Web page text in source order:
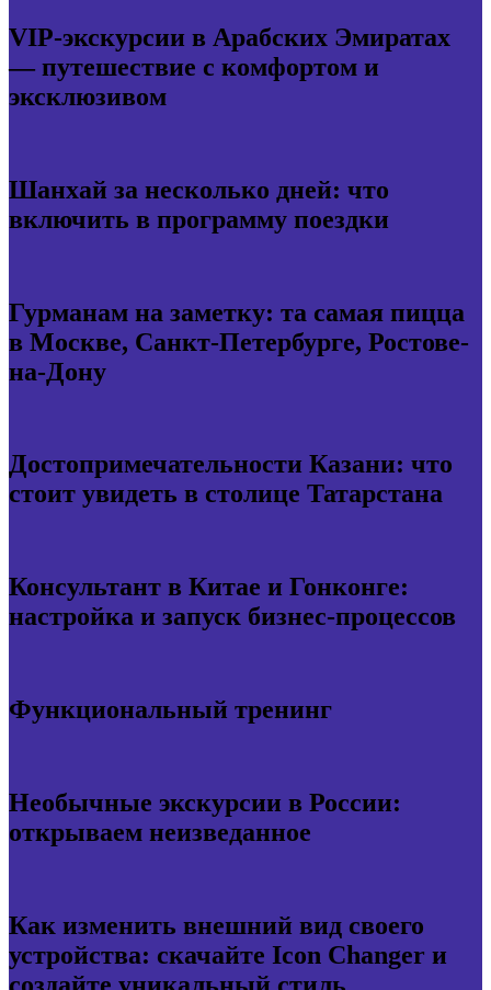
VIP-экскурсии в Арабских Эмиратах
— путешествие с комфортом и
эксклюзивом
Шанхай за несколько дней: что
включить в программу поездки
Гурманам на заметку: та самая пицца
в Москве, Санкт-Петербурге, Ростове-
на-Дону
Достопримечательности Казани: что
стоит увидеть в столице Татарстана
Консультант в Китае и Гонконге:
настройка и запуск бизнес-процессов
Функциональный тренинг
Необычные экскурсии в России:
открываем неизведанное
Как изменить внешний вид своего
устройства: скачайте Icon Changer и
создайте уникальный стиль